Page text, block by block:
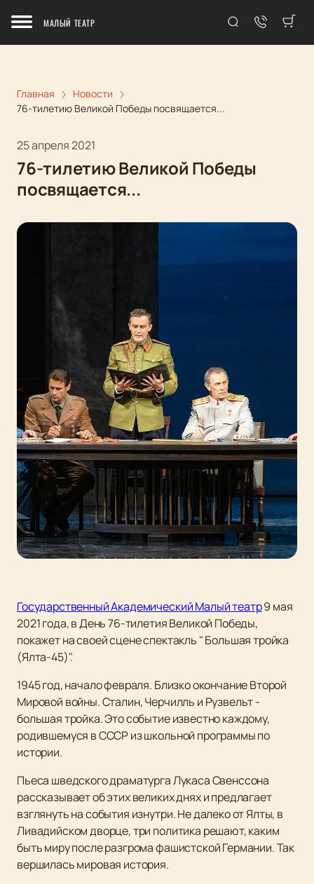
МАЛЫЙ ТЕАТР
Главная
Новости
76-тилетию Великой Победы посвящается...
25 апреля 2021
76-тилетию Великой Победы
посвящается...
Государственный Академический Малый театр9 мая
2021 года, в День 76-тилетия Великой Победы,
покажет на своей сцене спектакль " Большая тройка
(Ялта-45)".
1945 год, начало февраля. Близко окончание Второй
Мировой войны. Сталин, Черчилль и Рузвельт -
большая тройка. Это событие известно каждому,
родившемуся в СССР из школьной программы по
истории.
Пьеса шведского драматурга Лукаса Свенссона
рассказывает об этих великих днях и предлагает
взглянуть на события изнутри. Не далеко от Ялты, в
Ливадийском дворце, три политика решают, каким
быть миру после разгрома фашистской Германии. Так
вершилась мировая история.